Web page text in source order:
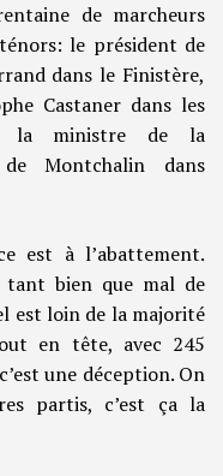
de marcheurs
le président de
dans le Finistère,
Castaner dans les
la ministre de la
Montchalin dans
est à l’abattement.
tant bien que mal de
est loin de la majorité
en tête, avec 245
une déception. On
partis, c’est ça la